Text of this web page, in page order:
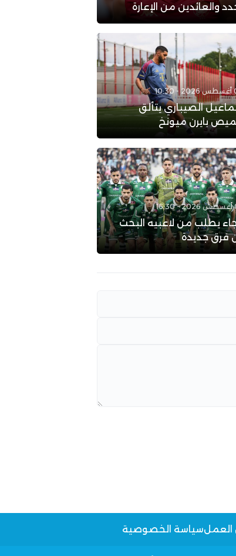
والعائدين من الإعارة
الصيباري يتألق
بايرن ميونخ
يطلب من لاعبيه البحث
فرق جديدة
العملسياسة الخصوصية